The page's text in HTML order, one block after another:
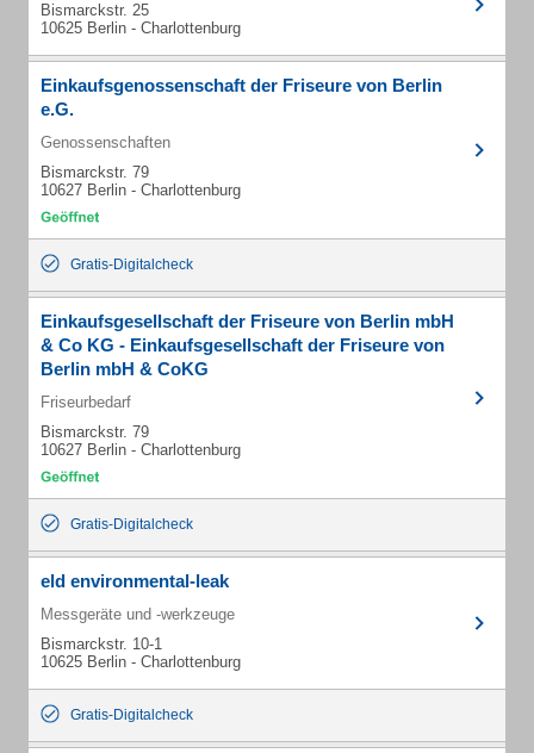
Bismarckstr. 25
10625 Berlin - Charlottenburg
Einkaufsgenossenschaft der Friseure von Berlin
e.G.
Genossenschaften
Bismarckstr. 79
10627 Berlin - Charlottenburg
Gratis-Digitalcheck
Einkaufsgesellschaft der Friseure von Berlin mbH
& Co KG - Einkaufsgesellschaft der Friseure von
Berlin mbH & CoKG
Friseurbedarf
Bismarckstr. 79
10627 Berlin - Charlottenburg
Gratis-Digitalcheck
eld environmental-leak
Messgeräte und -werkzeuge
Bismarckstr. 10-1
10625 Berlin - Charlottenburg
Gratis-Digitalcheck